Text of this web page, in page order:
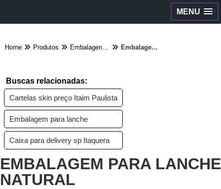
MENU
Home Produtos Embalagens diversas - Categoria Embalagem para lanche natural
Buscas relacionadas:
Cartelas skin preço Itaim Paulista
Embalagem para lanche
Caixa para delivery sp Itaquera
EMBALAGEM PARA LANCHE
NATURAL